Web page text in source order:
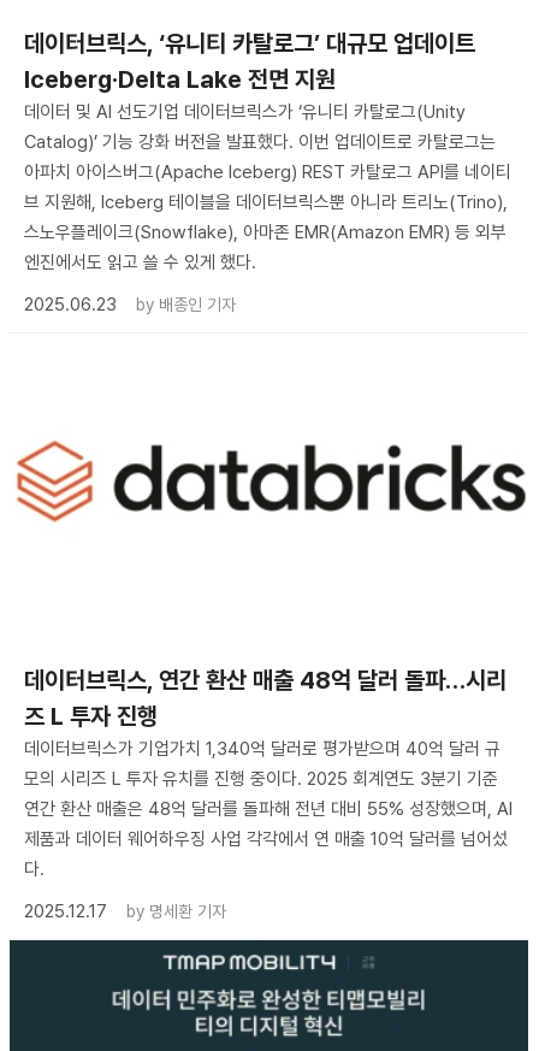
데이터브릭스, ‘유니티 카탈로그’ 대규모 업데이트
Iceberg·Delta Lake 전면 지원
데이터 및 AI 선도기업 데이터브릭스가 ‘유니티 카탈로그(Unity
Catalog)’ 기능 강화 버전을 발표했다. 이번 업데이트로 카탈로그는
아파치 아이스버그(Apache Iceberg) REST 카탈로그 API를 네이티
브 지원해, Iceberg 테이블을 데이터브릭스뿐 아니라 트리노(Trino),
스노우플레이크(Snowflake), 아마존 EMR(Amazon EMR) 등 외부
엔진에서도 읽고 쓸 수 있게 했다.
2025.06.23
by 배종인 기자
데이터브릭스, 연간 환산 매출 48억 달러 돌파…시리
즈 L 투자 진행
데이터브릭스가 기업가치 1,340억 달러로 평가받으며 40억 달러 규
모의 시리즈 L 투자 유치를 진행 중이다. 2025 회계연도 3분기 기준
연간 환산 매출은 48억 달러를 돌파해 전년 대비 55% 성장했으며, AI
제품과 데이터 웨어하우징 사업 각각에서 연 매출 10억 달러를 넘어섰
다.
2025.12.17
by 명세환 기자